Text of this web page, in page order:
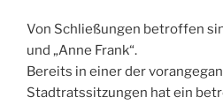
Von Schließungen betroffen
und „Anne Frank“.
Bereits in einer der
Stadtratssitzungen hat ein